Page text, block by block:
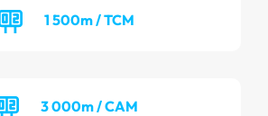
1 500m / TCM
3 000m / CAM